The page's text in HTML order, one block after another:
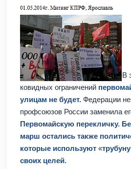
В
ковидных ограничений
улицам не будет. Федерации
профсоюзов России заменила
Первомайскую перекличку.
марш остались также
которые используют «трубуну
своих целей.